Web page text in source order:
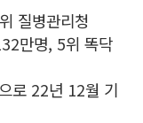
질병관리청
만명, 5위 똑닥
로 22년 12월 기